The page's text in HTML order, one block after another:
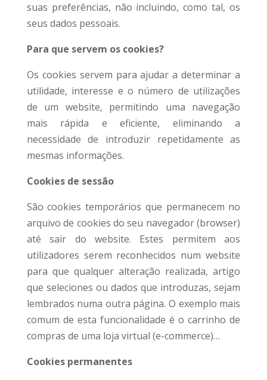
suas preferências, não incluindo, como tal, os
seus dados pessoais.
Para que servem os cookies?
Os cookies servem para ajudar a determinar a
utilidade, interesse e o número de utilizações
de um website, permitindo uma navegação
mais rápida e eficiente, eliminando a
necessidade de introduzir repetidamente as
mesmas informações.
Cookies de sessão
São cookies temporários que permanecem no
arquivo de cookies do seu navegador (browser)
até sair do website. Estes permitem aos
utilizadores serem reconhecidos num website
para que qualquer alteração realizada, artigo
que seleciones ou dados que introduzas, sejam
lembrados numa outra página. O exemplo mais
comum de esta funcionalidade é o carrinho de
compras de uma loja virtual (e-commerce)…
Cookies permanentes